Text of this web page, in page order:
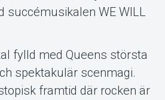
succémusikalen WE WILL
fylld med Queens största
spektakulär scenmagi.
framtid där rocken är